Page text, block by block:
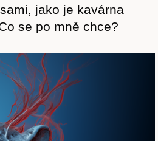
jako je kavárna
se po mně chce?